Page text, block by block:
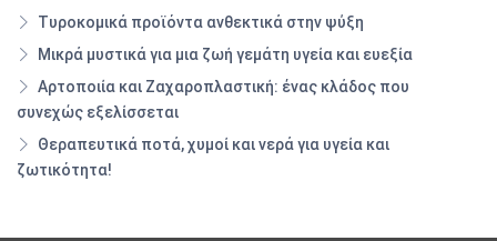
Τυροκομικά προϊόντα ανθεκτικά στην ψύξη
Μικρά μυστικά για μια ζωή γεμάτη υγεία και ευεξία
Αρτοποιία και Ζαχαροπλαστική: ένας κλάδος που
συνεχώς εξελίσσεται
Θεραπευτικά ποτά, χυμοί και νερά για υγεία και
ζωτικότητα!